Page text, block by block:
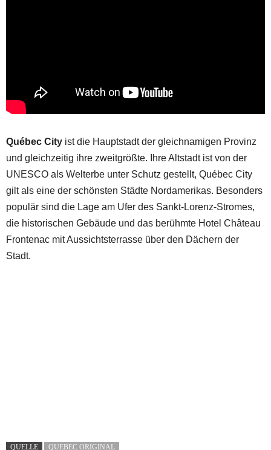
Québec City ist die Hauptstadt der gleichnamigen Provinz
und gleichzeitig ihre zweitgrößte. Ihre Altstadt ist von der
UNESCO als Welterbe unter Schutz gestellt, Québec City
gilt als eine der schönsten Städte Nordamerikas. Besonders
populär sind die Lage am Ufer des Sankt-Lorenz-Stromes,
die historischen Gebäude und das berühmte Hotel Château
Frontenac mit Aussichtsterrasse über den Dächern der
Stadt.
QUELLE QUEBEC ORIGINAL